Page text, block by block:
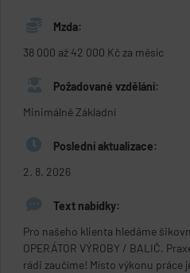
Mzda:
38 000 až 42 000 Kč za měsíc
Požadované vzdělání:
Minimálně Základní
Poslední aktualizace:
2. 8. 2026
Text nabídky:
Pro našeho klienta hledáme
OPERÁTOR VÝROBY / BALIČ.
rádi zaučíme! Místo výkonu práce